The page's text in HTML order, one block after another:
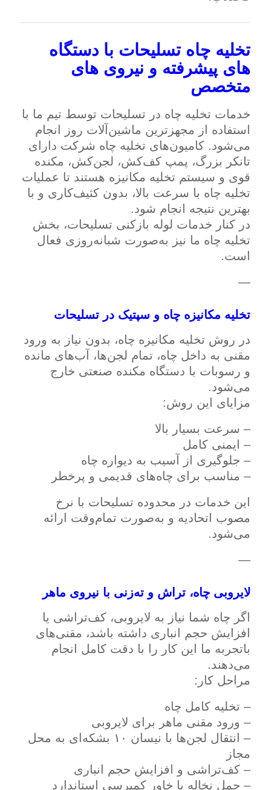
تخلیه چاه تسلیحات با دستگاه
های پیشرفته و نیروی های
متخصص
خدمات تخلیه چاه در تسلیحات توسط تیم ما با
استفاده از مجهزترین ماشین‌آلات روز انجام
می‌شود. کامیون‌های تخلیه چاه شرکت دارای
تانکر بزرگ، پمپ کف‌کش، لجن‌کش، مکنده
قوی و سیستم تخلیه مکانیزه هستند تا عملیات
تخلیه چاه با سرعت بالا، بدون کثیف‌کاری و با
بهترین نتیجه انجام شود.
در کنار خدمات لوله بازکنی تسلیحات، بخش
تخلیه چاه ما نیز به‌صورت شبانه‌روزی فعال
است.
—
تخلیه مکانیزه چاه و سپتیک در تسلیحات
در روش تخلیه مکانیزه چاه، بدون نیاز به ورود
مقنی به داخل چاه، تمام لجن‌ها، آب‌های مانده
و رسوبات با دستگاه مکنده صنعتی خارج
می‌شود.
مزایای این روش:
– سرعت بسیار بالا
– ایمنی کامل
– جلوگیری از آسیب به دیواره چاه
– مناسب برای چاه‌های قدیمی و پرخطر
این خدمات در محدوده تسلیحات با نرخ
مصوب اتحادیه و به‌صورت تمام‌وقت ارائه
می‌شود.
—
لایروبی چاه، تراش و ته‌زنی با نیروی ماهر
اگر چاه شما نیاز به لایروبی، کف‌تراشی یا
افزایش حجم انباری داشته باشد، مقنی‌های
باتجربه ما این کار را با دقت کامل انجام
می‌دهند.
مراحل کار:
– تخلیه کامل چاه
– ورود مقنی ماهر برای لایروبی
– انتقال لجن‌ها با نیسان ۱۰ بشکه‌ای به محل
مجاز
– کف‌تراشی و افزایش حجم انباری
– حمل نخاله با خاور کمپرسی استاندارد